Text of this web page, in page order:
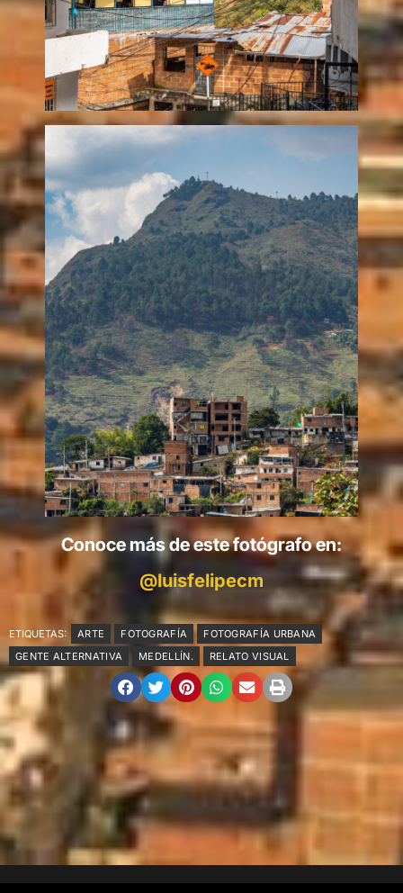
Conoce más de este fotógrafo en:
@luisfelipecm
ETIQUETAS: ARTE FOTOGRAFÍA
FOTOGRAFÍA URBANA
GENTE ALTERNATIVA
MEDELLÍN. RELATO VISUAL